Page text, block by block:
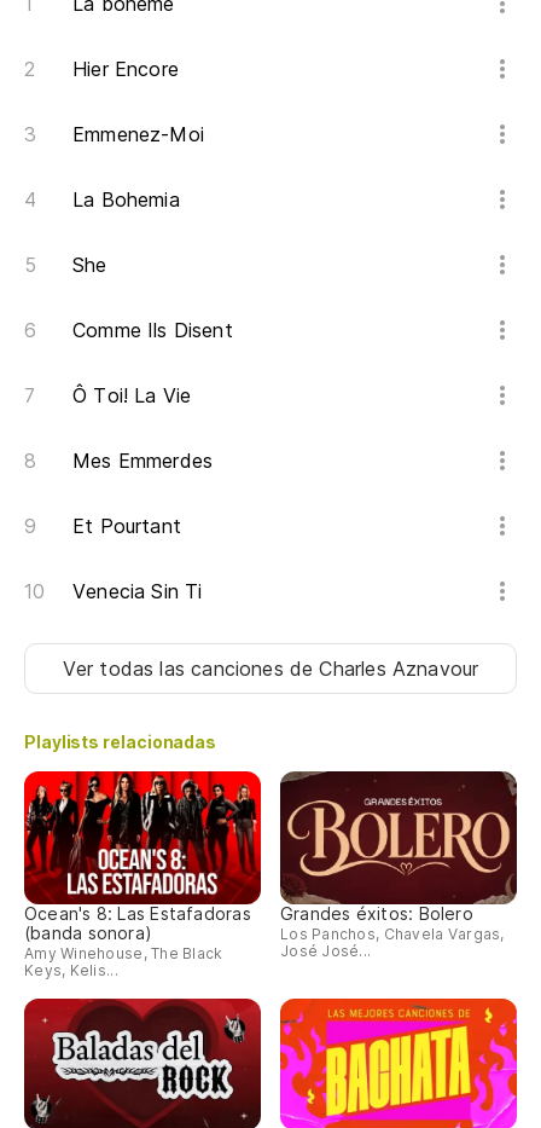
Hier Encore
Emmenez-Moi
La Bohemia
She
Comme Ils Disent
Ô Toi! La Vie
Mes Emmerdes
Et Pourtant
Venecia Sin Ti
Ver todas las canciones de Charles Aznavour
Playlists relacionadas
Ocean's 8: Las Estafadoras
(banda sonora)
Amy Winehouse, The Black
Keys, Kelis...
Grandes éxitos: Bolero
Los Panchos, Chavela Vargas,
José José...